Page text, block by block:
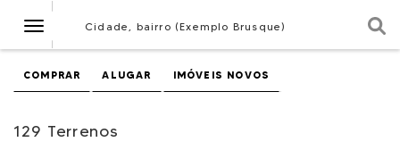
NavegaçãoCidade, bairro (Exemplo Brusque)
COMPRAR ALUGAR IMÓVEIS NOVOS
129 Terrenos